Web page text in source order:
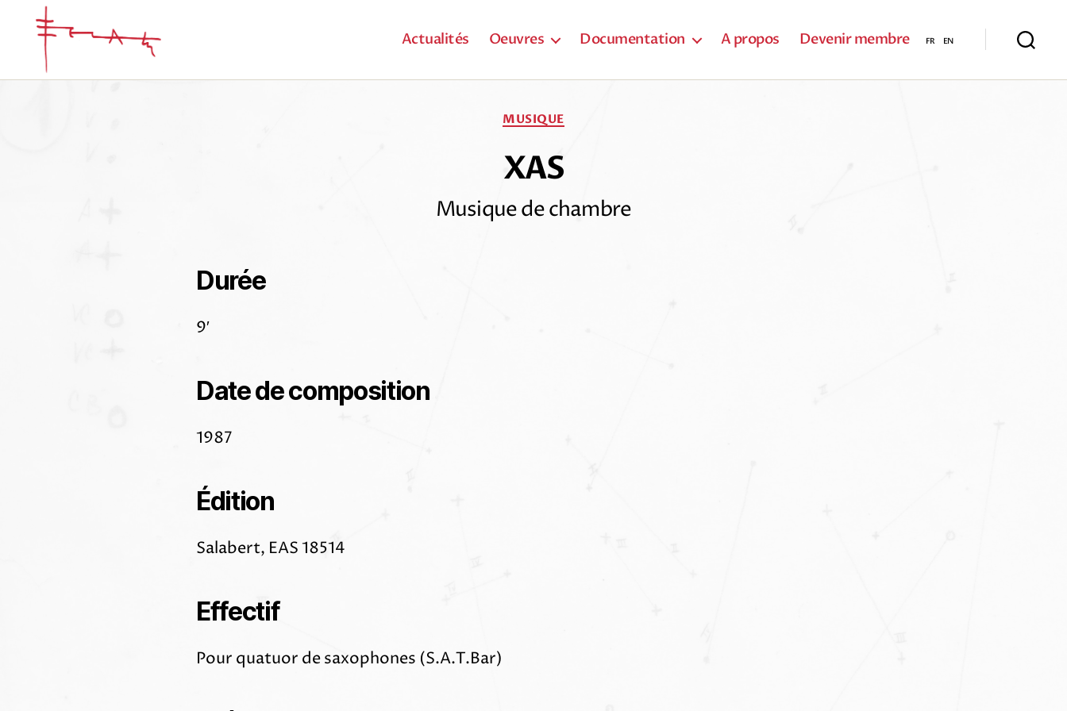
Iannis
Actualités Oeuvres Documentation A propos Devenir membre
Catégories
MUSIQUE
XAS
Musique de chambre
Durée
9′
Date de composition
1987
Édition
Salabert, EAS 18514
Effectif
Pour quatuor de saxophones (S.A.T.Bar)